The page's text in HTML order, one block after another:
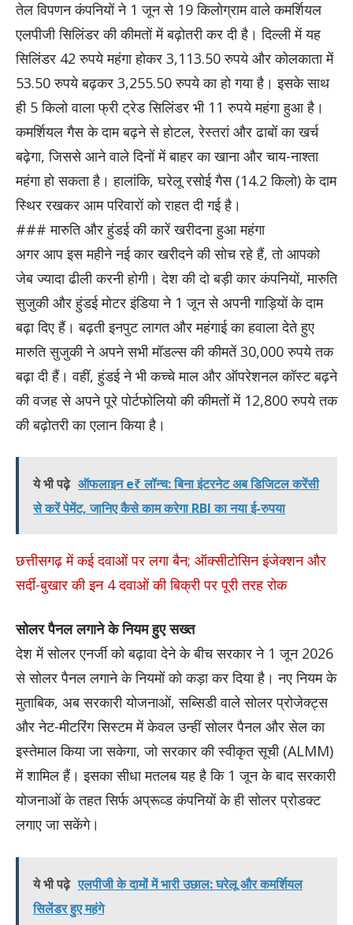
तेल विपणन कंपनियों ने 1 जून से 19 किलोग्राम वाले कमर्शियल
एलपीजी सिलिंडर की कीमतों में बढ़ोतरी कर दी है। दिल्ली में यह
सिलिंडर 42 रुपये महंगा होकर 3,113.50 रुपये और कोलकाता में
53.50 रुपये बढ़कर 3,255.50 रुपये का हो गया है। इसके साथ
ही 5 किलो वाला फ्री ट्रेड सिलिंडर भी 11 रुपये महंगा हुआ है।
कमर्शियल गैस के दाम बढ़ने से होटल, रेस्तरां और ढाबों का खर्च
बढ़ेगा, जिससे आने वाले दिनों में बाहर का खाना और चाय-नाश्ता
महंगा हो सकता है। हालांकि, घरेलू रसोई गैस (14.2 किलो) के दाम
स्थिर रखकर आम परिवारों को राहत दी गई है।
### मारुति और हुंडई की कारें खरीदना हुआ महंगा
अगर आप इस महीने नई कार खरीदने की सोच रहे हैं, तो आपको
जेब ज्यादा ढीली करनी होगी। देश की दो बड़ी कार कंपनियों, मारुति
सुजुकी और हुंडई मोटर इंडिया ने 1 जून से अपनी गाड़ियों के दाम
बढ़ा दिए हैं। बढ़ती इनपुट लागत और महंगाई का हवाला देते हुए
मारुति सुजुकी ने अपने सभी मॉडल्स की कीमतें 30,000 रुपये तक
बढ़ा दी हैं। वहीं, हुंडई ने भी कच्चे माल और ऑपरेशनल कॉस्ट बढ़ने
की वजह से अपने पूरे पोर्टफोलियो की कीमतों में 12,800 रुपये तक
की बढ़ोतरी का एलान किया है।
ये भी पढ़े ऑफलाइन e₹ लॉन्च: बिना इंटरनेट अब डिजिटल करेंसी
से करें पेमेंट, जानिए कैसे काम करेगा RBI का नया ई-रुपया
छत्तीसगढ़ में कई दवाओं पर लगा बैन; ऑक्सीटोसिन इंजेक्शन और
सर्दी-बुखार की इन 4 दवाओं की बिक्री पर पूरी तरह रोक
सोलर पैनल लगाने के नियम हुए सख्त
देश में सोलर एनर्जी को बढ़ावा देने के बीच सरकार ने 1 जून 2026
से सोलर पैनल लगाने के नियमों को कड़ा कर दिया है। नए नियम के
मुताबिक, अब सरकारी योजनाओं, सब्सिडी वाले सोलर प्रोजेक्ट्स
और नेट-मीटरिंग सिस्टम में केवल उन्हीं सोलर पैनल और सेल का
इस्तेमाल किया जा सकेगा, जो सरकार की स्वीकृत सूची (ALMM)
में शामिल हैं। इसका सीधा मतलब यह है कि 1 जून के बाद सरकारी
योजनाओं के तहत सिर्फ अप्रूव्ड कंपनियों के ही सोलर प्रोडक्ट
लगाए जा सकेंगे।
ये भी पढ़े एलपीजी के दामों में भारी उछाल: घरेलू और कमर्शियल
सिलेंडर हुए महंगे